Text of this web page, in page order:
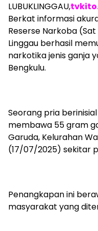
LUBUKLINGGAU,
Berkat informasi
Reserse Narkoba
Linggau berhasil
narkotika jenis ganja
Bengkulu.
Seorang pria
membawa 55 gram
Garuda, Kelurahan
(17/07/2025) sekitar
Penangkapan ini
masyarakat yang